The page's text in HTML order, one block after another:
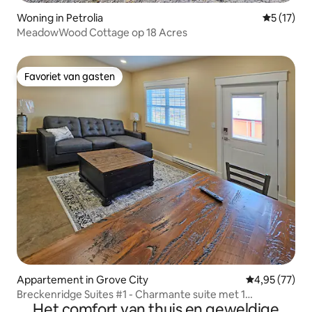
Woning in Petrolia
5 (17)
MeadowWood Cottage op 18 Acres
Favoriet van gasten
Favoriet van gasten
Appartement in Grove City Gemiddelde
4,95 (77)
Breckenridge Suites #1 - Charmante suite met 1
slaapkamer